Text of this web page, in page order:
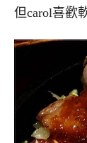
但carol喜歡